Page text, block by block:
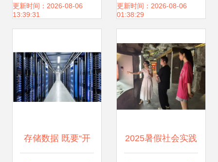
发，构建务实有效
更新时间：2026-08-06
13:39:31
与存储支持服务
更新时间：2026-08-06
01:38:29
存储数据 既要“开 2025暑假社会实践